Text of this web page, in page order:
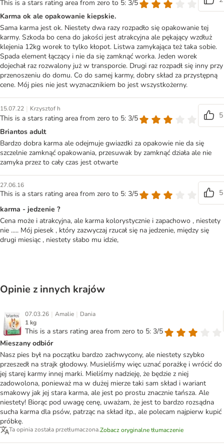
This is a stars rating area from zero to 5: 3/5
Karma ok ale opakowanie kiepskie.
Sama karma jest ok. Niestety dwa razy rozpadło się opakowanie tej
karmy. Szkoda bo cena do jakości jest atrakcyjna ale pękający wzdłuż
klejenia 12kg worek to tylko kłopot. Listwa zamykająca też taka sobie.
Spada element łączący i nie da się zamknąć worka. Jeden worek
dojechał raz rozwalony już w transporcie. Drugi raz rozpadł się inny przy
przenoszeniu do domu. Co do samej karmy, dobry skład za przystępną
cene. Mój pies nie jest wyznacznikiem bo jest wszystkożerny.
15.07.22 | Krzysztof h
This is a stars rating area from zero to 5: 3/5
5
Briantos adult
Bardzo dobra karma ale odejmuje gwiazdki za opakowie nie da się
szczelnie zamknąć opakowania, przesuwak by zamknąć działa ale nie
zamyka przez to cały czas jest otwarte
27.06.16
This is a stars rating area from zero to 5: 3/5
5
karma - jedzenie ?
Cena może i atrakcyjna, ale karma kolorystycznie i zapachowo , niestety
nie ..... Mój piesek , który zazwyczaj rzucał się na jedzenie, między się
drugi miesiąc , niestety słabo mu idzie,
Opinie z innych krajów
07.03.26 | Amalie | Dania
1 kg
This is a stars rating area from zero to 5: 3/5
Mieszany odbiór
Nasz pies był na początku bardzo zachwycony, ale niestety szybko
przeszedł na strajk głodowy. Musieliśmy więc uznać porażkę i wrócić do
jej starej karmy innej marki. Mieliśmy nadzieję, że będzie z niej
zadowolona, ponieważ ma w dużej mierze taki sam skład i wariant
smakowy jak jej stara karma, ale jest po prostu znacznie tańsza. Ale
niestety! Biorąc pod uwagę cenę, uważam, że jest to bardzo rozsądna
sucha karma dla psów, patrząc na skład itp., ale polecam najpierw kupić
próbkę.
Ta opinia została przetłumaczona.Zobacz oryginalne tłumaczenie